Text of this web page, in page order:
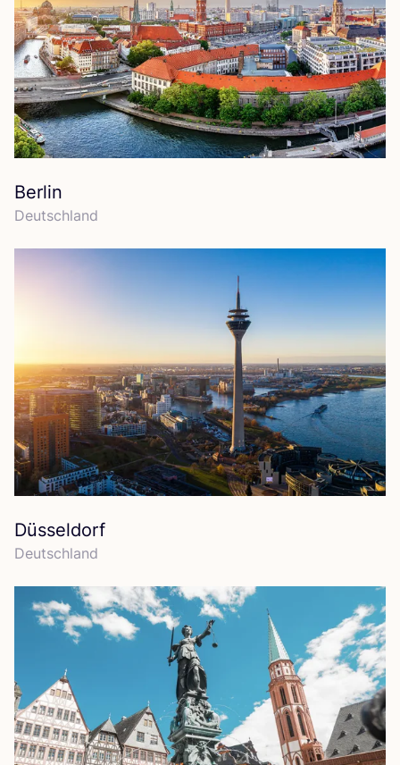
Berlin
Deutsch­land
Düsseldorf
Deutsch­land